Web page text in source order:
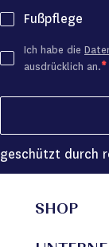
Fußpflege
Ich habe die
ausdrücklich an.
geschützt durch
SHOP